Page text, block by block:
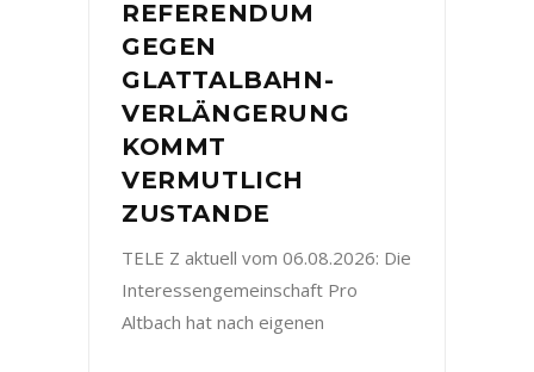
REFERENDUM
GEGEN
GLATTALBAHN-
VERLÄNGERUNG
KOMMT
VERMUTLICH
ZUSTANDE
TELE Z aktuell vom 06.08.2026: Die
Interessengemeinschaft Pro
Altbach hat nach eigenen